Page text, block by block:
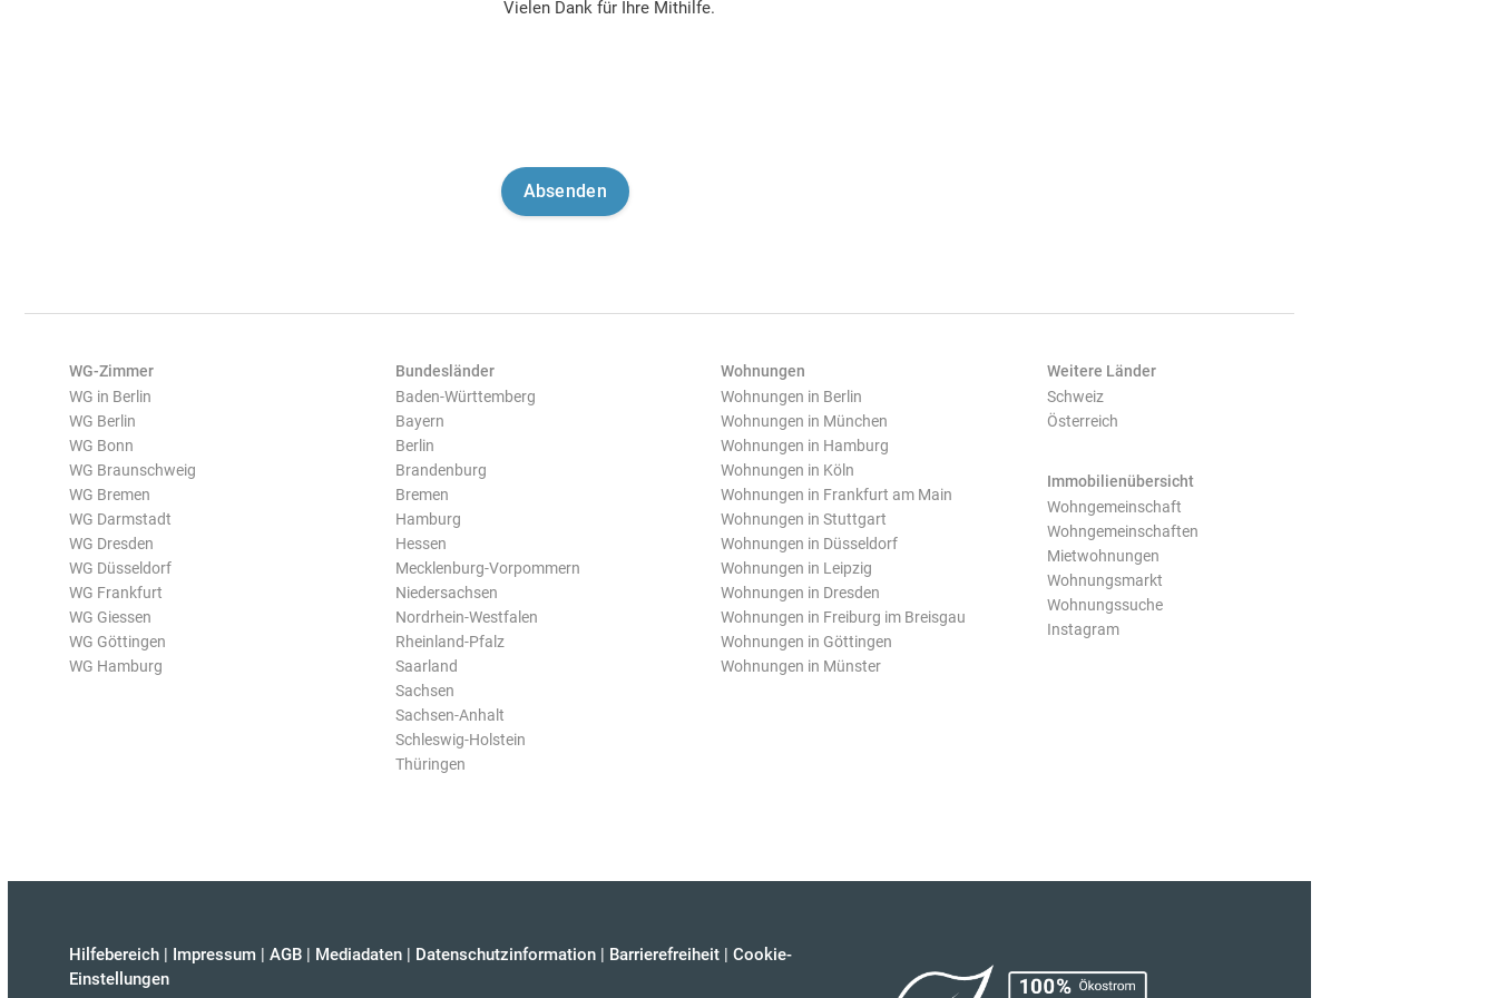
Vielen Dank für Ihre Mithilfe.
WG-Zimmer
WG in Berlin
WG Berlin
WG Bonn
WG Braunschweig
WG Bremen
WG Darmstadt
WG Dresden
WG Düsseldorf
WG Frankfurt
WG Giessen
WG Göttingen
WG Hamburg
Bundesländer
Baden-Württemberg
Bayern
Berlin
Brandenburg
Bremen
Hamburg
Hessen
Mecklenburg-Vorpommern
Niedersachsen
Nordrhein-Westfalen
Rheinland-Pfalz
Saarland
Sachsen
Sachsen-Anhalt
Schleswig-Holstein
Thüringen
Wohnungen
Wohnungen in Berlin
Wohnungen in München
Wohnungen in Hamburg
Wohnungen in Köln
Wohnungen in Frankfurt am Main
Wohnungen in Stuttgart
Wohnungen in Düsseldorf
Wohnungen in Leipzig
Wohnungen in Dresden
Wohnungen in Freiburg im Breisgau
Wohnungen in Göttingen
Wohnungen in Münster
Weitere Länder
Schweiz
Österreich
Immobilienübersicht
Wohngemeinschaft
Wohngemeinschaften
Mietwohnungen
Wohnungsmarkt
Wohnungssuche
Instagram
Hilfebereich | Impressum | AGB | Mediadaten | Datenschutzinformation | Barrierefreiheit | Cookie-
Einstellungen